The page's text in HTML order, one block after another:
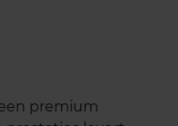
premium